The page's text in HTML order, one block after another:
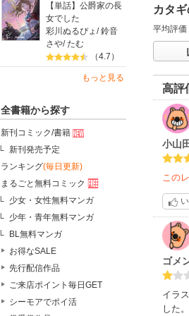
【単話】公爵家の長
女でした
彩川ぬるぴょ /鈴音
さや/たむ
（4.7）
もっと見る
全書籍から探す
新刊コミック/書籍
新刊発売予定
ランキング(毎日更新)
まるごと無料コミック
少女・女性無料マンガ
少年・青年無料マンガ
BL無料マンガ
お得なSALE
先行配信作品
ご来店ポイント毎日GET
シーモアでポイ活
カタ
平均評価
高評
小山
この
ゴメ
イラ
した